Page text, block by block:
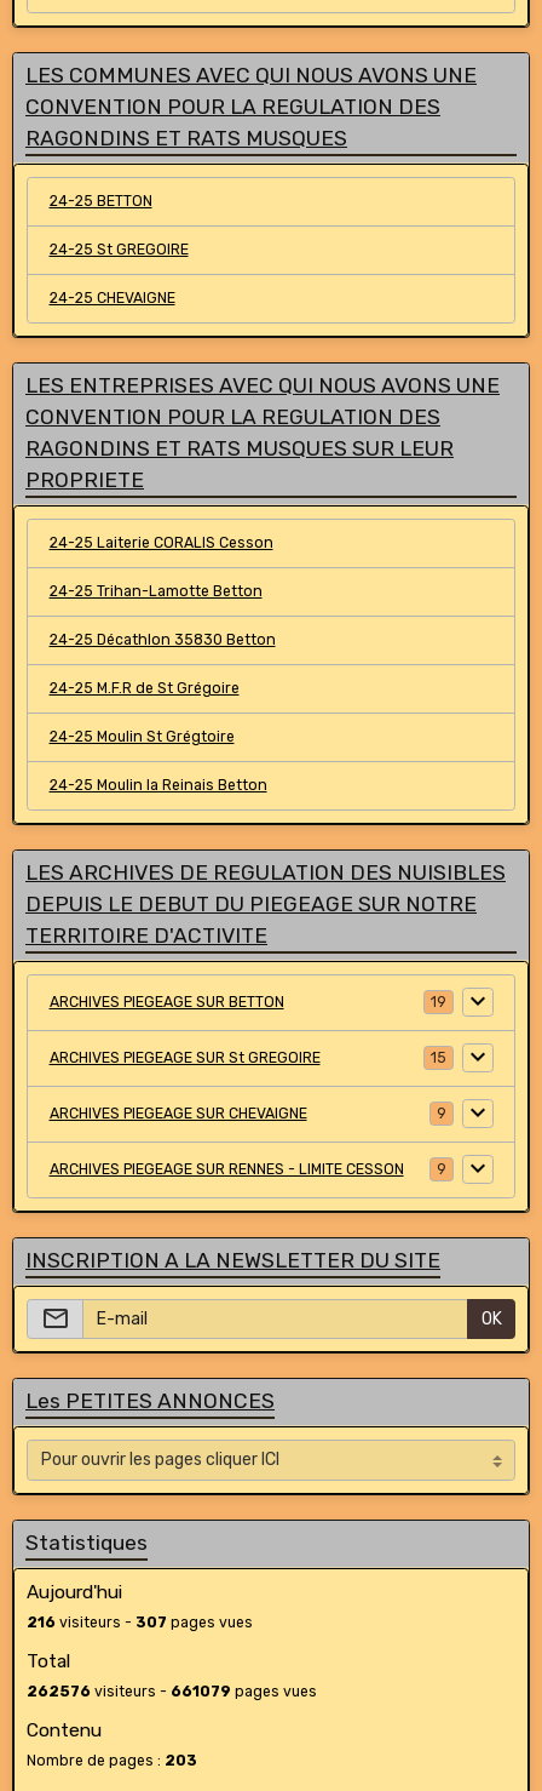
LES COMMUNES AVEC QUI NOUS AVONS UNE
CONVENTION POUR LA REGULATION DES
RAGONDINS ET RATS MUSQUES
24-25 BETTON
24-25 St GREGOIRE
24-25 CHEVAIGNE
LES ENTREPRISES AVEC QUI NOUS AVONS UNE
CONVENTION POUR LA REGULATION DES
RAGONDINS ET RATS MUSQUES SUR LEUR
PROPRIETE
24-25 Laiterie CORALIS Cesson
24-25 Trihan-Lamotte Betton
24-25 Décathlon 35830 Betton
24-25 M.F.R de St Grégoire
24-25 Moulin St Grégtoire
24-25 Moulin la Reinais Betton
LES ARCHIVES DE REGULATION DES NUISIBLES
DEPUIS LE DEBUT DU PIEGEAGE SUR NOTRE
TERRITOIRE D'ACTIVITE
ARCHIVES PIEGEAGE SUR BETTON 19
ARCHIVES PIEGEAGE SUR St GREGOIRE 15
ARCHIVES PIEGEAGE SUR CHEVAIGNE 9
ARCHIVES PIEGEAGE SUR RENNES - LIMITE CESSON 9
INSCRIPTION A LA NEWSLETTER DU SITE
OK
Les PETITES ANNONCES
Statistiques
Aujourd'hui
216 visiteurs - 307 pages vues
Total
262576 visiteurs - 661079 pages vues
Contenu
Nombre de pages : 203